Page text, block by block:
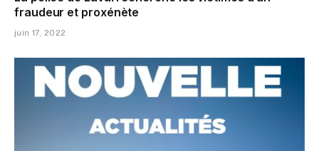
fraudeur et proxénète
juin 17, 2022